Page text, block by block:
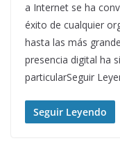
a Internet se ha
éxito de cualquier
hasta las más
presencia digital ha
particularSeguir
Seguir Leyendo